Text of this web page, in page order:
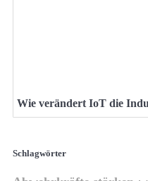
Wie verändert IoT die
Schlagwörter